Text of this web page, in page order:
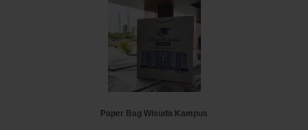
Paper Bag Wisuda Kampus